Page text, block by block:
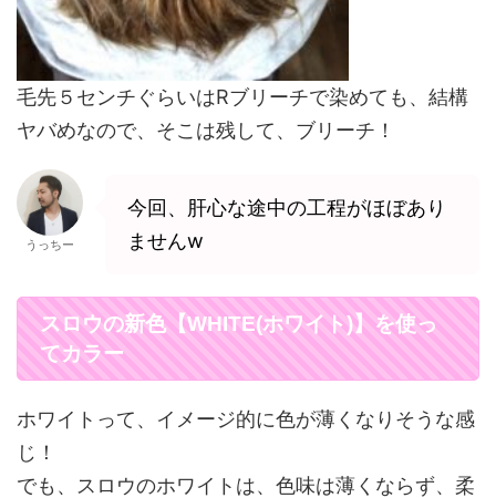
毛先５センチぐらいはRブリーチで染めても、結構
ヤバめなので、そこは残して、ブリーチ！
うっちー
今回、肝心な途中の工程がほぼあり
ませんw
スロウの新色【WHITE(ホワイト)】を使っ
てカラー
ホワイトって、イメージ的に色が薄くなりそうな感
じ！
でも、スロウのホワイトは、色味は薄くならず、柔